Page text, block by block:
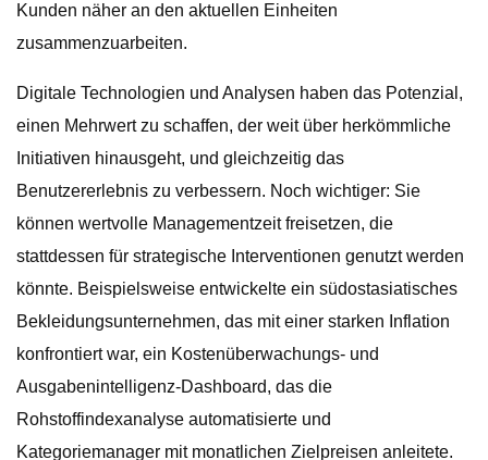
Kunden näher an den aktuellen Einheiten
zusammenzuarbeiten.
Digitale Technologien und Analysen haben das Potenzial,
einen Mehrwert zu schaffen, der weit über herkömmliche
Initiativen hinausgeht, und gleichzeitig das
Benutzererlebnis zu verbessern. Noch wichtiger: Sie
können wertvolle Managementzeit freisetzen, die
stattdessen für strategische Interventionen genutzt werden
könnte. Beispielsweise entwickelte ein südostasiatisches
Bekleidungsunternehmen, das mit einer starken Inflation
konfrontiert war, ein Kostenüberwachungs- und
Ausgabenintelligenz-Dashboard, das die
Rohstoffindexanalyse automatisierte und
Kategoriemanager mit monatlichen Zielpreisen anleitete.